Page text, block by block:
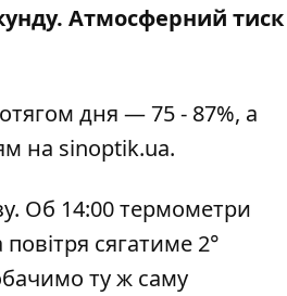
Атмосферний тиск
дня — 75 - 87%, а
на sinoptik.ua.
Об 14:00 термометри
сягатиме 2°
ту ж саму